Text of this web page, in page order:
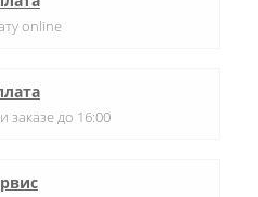
online
заказе до 16:00